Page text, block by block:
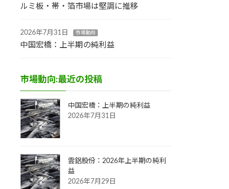
ルミ板・帯・箔市場は堅調に推移
2026年7月31日 市場動向
中国宏橋：上半期の純利益
市場動向:最近の投稿
中国宏橋：上半期の純利益
2026年7月31日
雲鋁股份：2026年上半期の純利
益
2026年7月29日